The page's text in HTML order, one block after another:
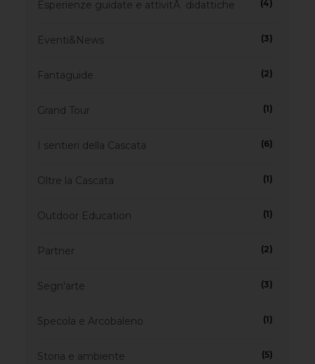
Esperienze guidate e attivitÃ didattiche (4)
Eventi&News (3)
Fantaguide (2)
Grand Tour (1)
I sentieri della Cascata (6)
Oltre la Cascata (1)
Outdoor Education (1)
Partner (2)
Segn'arte (3)
Specola e Arcobaleno (1)
Storia e ambiente (5)